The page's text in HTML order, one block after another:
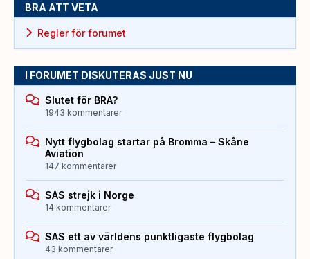
BRA ATT VETA
Regler för forumet
I FORUMET DISKUTERAS JUST NU
Slutet för BRA?
1943 kommentarer
Nytt flygbolag startar på Bromma – Skåne
Aviation
147 kommentarer
SAS strejk i Norge
14 kommentarer
SAS ett av världens punktligaste flygbolag
43 kommentarer